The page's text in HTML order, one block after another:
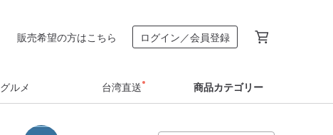
販売希望の方はこちら ログイン／会員登録
グルメ 台湾直送 商品カテゴリー